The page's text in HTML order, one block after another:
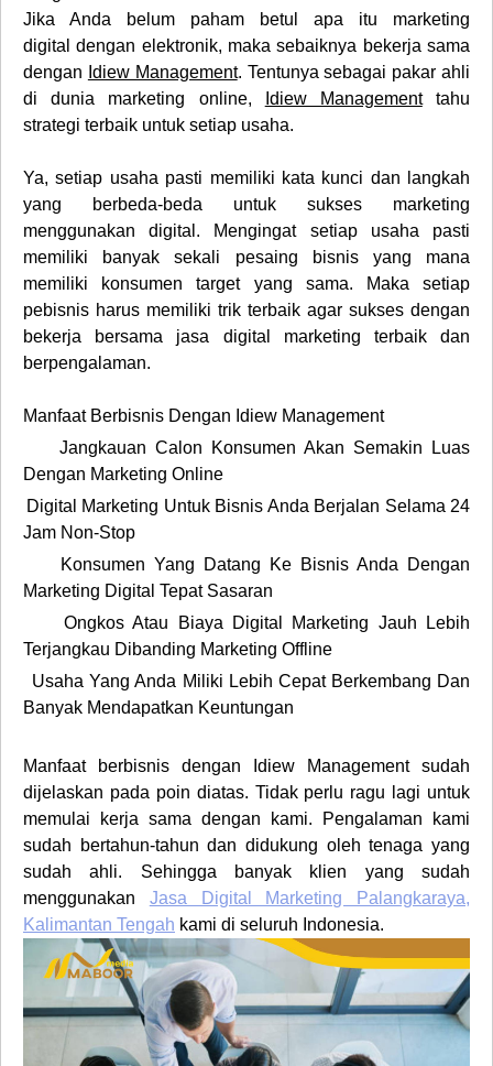
Jika Anda belum paham betul apa itu marketing
digital dengan elektronik, maka sebaiknya bekerja sama
dengan Idiew Management. Tentunya sebagai pakar ahli
di dunia marketing online,
Idiew Managementtahu
strategi terbaik untuk setiap usaha.
Ya, setiap usaha pasti memiliki kata kunci dan langkah
yang berbeda-beda untuk sukses marketing
menggunakan digital. Mengingat setiap usaha pasti
memiliki banyak sekali pesaing bisnis yang mana
memiliki konsumen target yang sama. Maka setiap
pebisnis harus memiliki trik terbaik agar sukses dengan
bekerja bersama jasa digital marketing terbaik dan
berpengalaman.
Manfaat Berbisnis Dengan Idiew Management
Jangkauan Calon Konsumen Akan Semakin Luas
Dengan Marketing Online
Digital Marketing Untuk Bisnis Anda Berjalan Selama 24
Jam Non-Stop
Konsumen Yang Datang Ke Bisnis Anda Dengan
Marketing Digital Tepat Sasaran
Ongkos Atau Biaya Digital Marketing Jauh Lebih
Terjangkau Dibanding Marketing Offline
Usaha Yang Anda Miliki Lebih Cepat Berkembang Dan
Banyak Mendapatkan Keuntungan
Manfaat berbisnis dengan Idiew Management sudah
dijelaskan pada poin diatas. Tidak perlu ragu lagi untuk
memulai kerja sama dengan kami. Pengalaman kami
sudah bertahun-tahun dan didukung oleh tenaga yang
sudah ahli. Sehingga banyak klien yang sudah
menggunakan Jasa Digital Marketing Palangkaraya,
Kalimantan Tengah kami di seluruh Indonesia.